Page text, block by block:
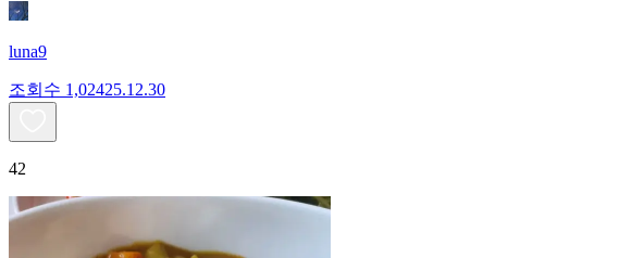
luna9
조회수 1,02425.12.30
42